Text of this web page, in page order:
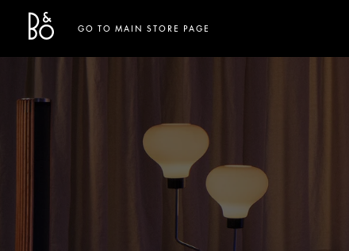
Bang & Olufsen - Exist to Create
Link Opens in New Tab
GO TO MAIN STORE PAGE